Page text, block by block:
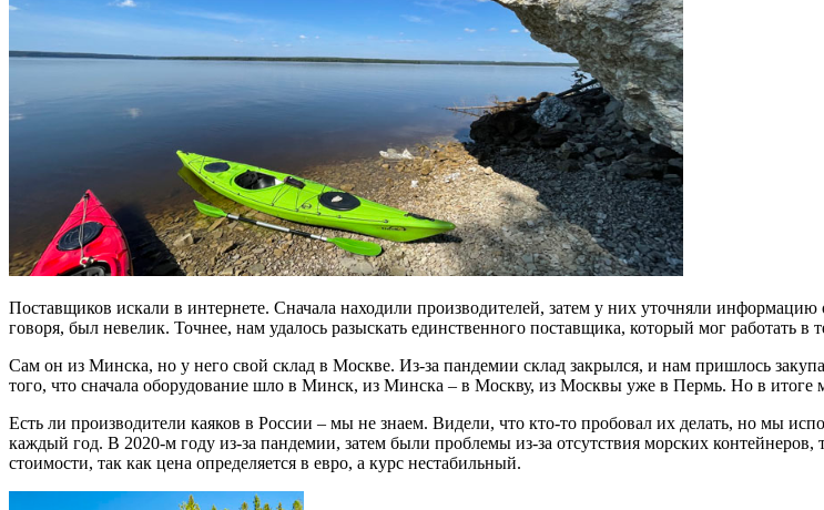
Поставщиков искали в интернете. Сначала находили производителей, затем у них уточняли
говоря, был невелик. Точнее, нам удалось разыскать единственного поставщика, который мог работать в
Сам он из Минска, но у него свой склад в Москве. Из-за пандемии склад закрылся, и нам пришлось
того, что сначала оборудование шло в Минск, из Минска – в Москву, из Москвы уже в Пермь. Но в
Есть ли производители каяков в России – мы не знаем. Видели, что кто-то пробовал их делать, но мы
каждый год. В 2020-м году из-за пандемии, затем были проблемы из-за отсутствия морских
стоимости, так как цена определяется в евро, а курс нестабильный.